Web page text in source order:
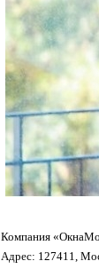
Компания
Адрес: 127411,